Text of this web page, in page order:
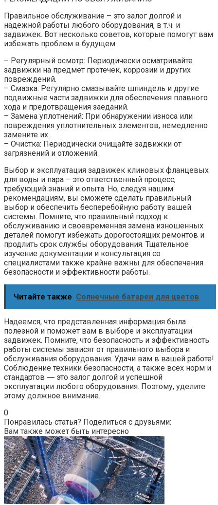
Правильное обслуживание – это залог долгой и
надежной работы любого оборудования, в т.ч. и
задвижек. Вот несколько советов, которые помогут вам
избежать проблем в будущем:
– Регулярный осмотр: Периодически осматривайте
задвижки на предмет протечек, коррозии и других
повреждений.
– Смазка: Регулярно смазывайте шпиндель и другие
подвижные части задвижки для обеспечения плавного
хода и предотвращения заеданий.
– Замена уплотнений: При обнаружении износа или
повреждения уплотнительных элементов, немедленно
замените их.
– Очистка: Периодически очищайте задвижки от
загрязнений и отложений.
Выбор и эксплуатация задвижек клиновых фланцевых
для воды и пара – это ответственный процесс,
требующий знаний и опыта. Но, следуя нашим
рекомендациям, вы сможете сделать правильный
выбор и обеспечить бесперебойную работу вашей
системы. Помните, что правильный подход к
обслуживанию и своевременная замена изношенных
деталей помогут избежать дорогостоящих ремонтов и
продлить срок службы оборудования. Тщательное
изучение документации и консультация со
специалистами также крайне важны для обеспечения
безопасности и эффективности работы.
Читайте также Солнечные батареи для цветов
Надеемся, что представленная информация была
полезной и поможет вам в выборе и эксплуатации
задвижек. Помните, что безопасность и эффективность
работы системы зависят от правильного выбора и
обслуживания оборудования. Удачи вам в вашей работе!
Соблюдение техники безопасности, а также всех норм и
стандартов ― это залог долгой и успешной
эксплуатации любого оборудования. Поэтому, уделите
этому должное внимание.
0
Понравилась статья? Поделиться с друзьями:
Вам также может быть интересно